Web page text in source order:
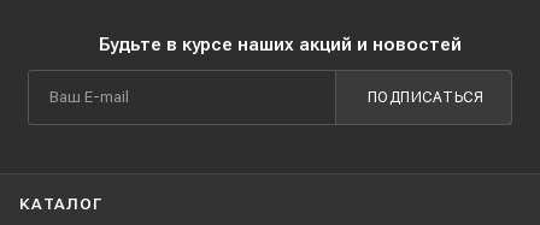
Будьте в курсе наших акций и новостей
ПОДПИСАТЬСЯ
КАТАЛОГ